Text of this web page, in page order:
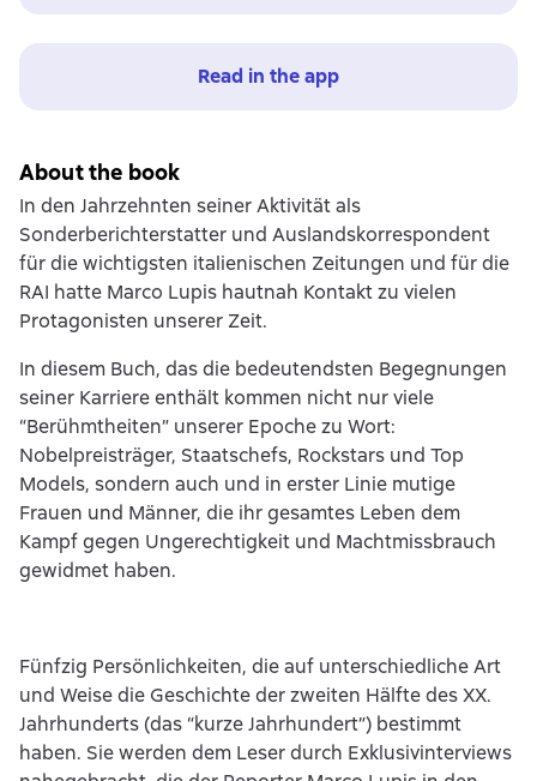
Read in the app
About the book
In den Jahrzehnten seiner Aktivität als
Sonderberichterstatter und Auslandskorrespondent
für die wichtigsten italienischen Zeitungen und für die
RAI hatte Marco Lupis hautnah Kontakt zu vielen
Protagonisten unserer Zeit.
In diesem Buch, das die bedeutendsten Begegnungen
seiner Karriere enthält kommen nicht nur viele
“Berühmtheiten” unserer Epoche zu Wort:
Nobelpreisträger, Staatschefs, Rockstars und Top
Models, sondern auch und in erster Linie mutige
Frauen und Männer, die ihr gesamtes Leben dem
Kampf gegen Ungerechtigkeit und Machtmissbrauch
gewidmet haben.
Fünfzig Persönlichkeiten, die auf unterschiedliche Art
und Weise die Geschichte der zweiten Hälfte des XX.
Jahrhunderts (das “kurze Jahrhundert”) bestimmt
haben. Sie werden dem Leser durch Exklusivinterviews